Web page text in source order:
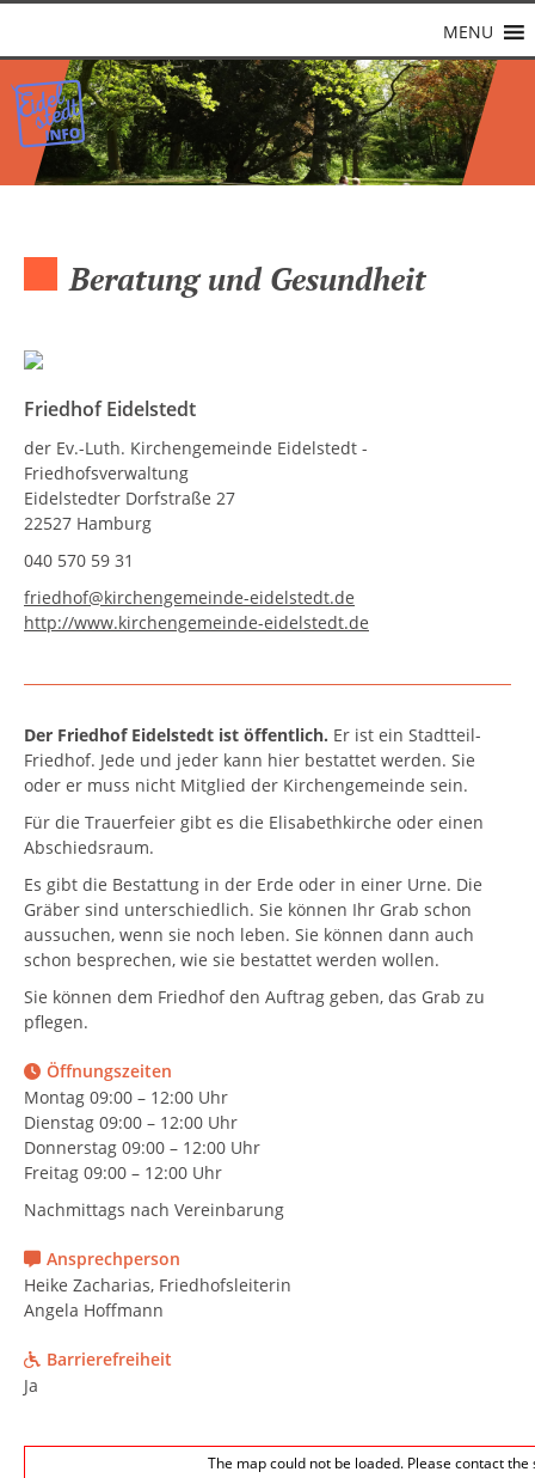
MENU
Beratung und Gesundheit
Friedhof Eidelstedt
der Ev.-Luth. Kirchengemeinde Eidelstedt -
Friedhofsverwaltung
Eidelstedter Dorfstraße 27
22527 Hamburg
040 570 59 31
friedhof@kirchengemeinde-eidelstedt.de
http://www.kirchengemeinde-eidelstedt.de
Der Friedhof Eidelstedt ist öffentlich. Er ist ein Stadtteil-
Friedhof. Jede und jeder kann hier bestattet werden. Sie
oder er muss nicht Mitglied der Kirchengemeinde sein.
Für die Trauerfeier gibt es die Elisabethkirche oder einen
Abschiedsraum.
Es gibt die Bestattung in der Erde oder in einer Urne. Die
Gräber sind unterschiedlich. Sie können Ihr Grab schon
aussuchen, wenn sie noch leben. Sie können dann auch
schon besprechen, wie sie bestattet werden wollen.
Sie können dem Friedhof den Auftrag geben, das Grab zu
pflegen.
Öffnungszeiten
Montag 09:00 – 12:00 Uhr
Dienstag 09:00 – 12:00 Uhr
Donnerstag 09:00 – 12:00 Uhr
Freitag 09:00 – 12:00 Uhr
Nachmittags nach Vereinbarung
Ansprechperson
Heike Zacharias, Friedhofsleiterin
Angela Hoffmann
Barrierefreiheit
Ja
The map could not be loaded. Please contact the